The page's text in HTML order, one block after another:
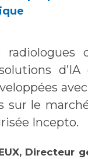
radiologues
sur le
Incepto.
Directeur